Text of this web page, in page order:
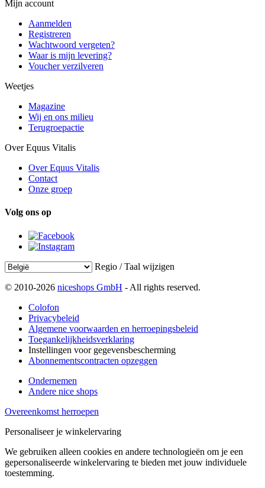
Mijn account
Aanmelden
Registreren
Wachtwoord vergeten?
Waar is mijn levering?
Voucher verzilveren
Weetjes
Magazine
Wij en ons milieu
Terugroepactie
Over Equus Vitalis
Over Equus Vitalis
Contact
Onze groep
Volg ons op
Regio / Taal wijzigen
© 2010-2026 niceshops GmbH - All rights reserved.
Colofon
Privacybeleid
Algemene voorwaarden en herroepingsbeleid
Toegankelijkheidsverklaring
Instellingen voor gegevensbescherming
Abonnementscontracten opzeggen
Ondernemen
Andere nice shops
Overeenkomst herroepen
Personaliseer je winkelervaring
We gebruiken alleen cookies en andere technologieën om je een
gepersonaliseerde winkelervaring te bieden met jouw individuele
toestemming.